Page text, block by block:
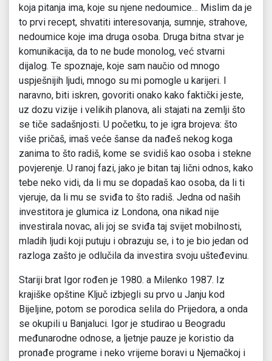
koja pitanja ima, koje su njene nedoumice… Mislim da je
to prvi recept, shvatiti interesovanja, sumnje, strahove,
nedoumice koje ima druga osoba. Druga bitna stvar je
komunikacija, da to ne bude monolog, već stvarni
dijalog. Te spoznaje, koje sam naučio od mnogo
uspješnijih ljudi, mnogo su mi pomogle u karijeri. I
naravno, biti iskren, govoriti onako kako faktički jeste,
uz dozu vizije i velikih planova, ali stajati na zemlji što
se tiče sadašnjosti. U početku, to je igra brojeva: što
više pričaš, imaš veće šanse da nađeš nekog koga
zanima to što radiš, kome se svidiš kao osoba i stekne
povjerenje. U ranoj fazi, jako je bitan taj lični odnos, kako
tebe neko vidi, da li mu se dopadaš kao osoba, da li ti
vjeruje, da li mu se sviđa to što radiš. Jedna od naših
investitora je glumica iz Londona, ona nikad nije
investirala novac, ali joj se sviđa taj svijet mobilnosti,
mladih ljudi koji putuju i obrazuju se, i to je bio jedan od
razloga zašto je odlučila da investira svoju ušteđevinu.
Stariji brat Igor rođen je 1980. a Milenko 1987. Iz
krajiške opštine Ključ izbjegli su prvo u Janju kod
Bijeljine, potom se porodica selila do Prijedora, a onda
se okupili u Banjaluci. Igor je studirao u Beogradu
međunarodne odnose, a ljetnje pauze je koristio da
pronađe programe i neko vrijeme boravi u Njemačkoj i